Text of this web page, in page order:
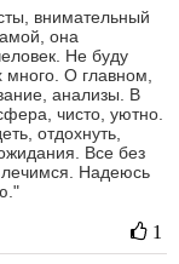
внимательный
она
Не буду
О главном,
анализы. В
чисто, уютно.
отдохнуть,
Все без
Надеюсь
1